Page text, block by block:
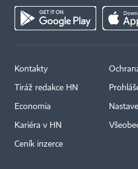
Kontakty
Tiráž redakce HN
Economia
Kariéra v HN
Ceník inzerce